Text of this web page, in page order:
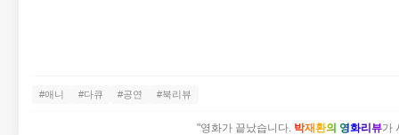
#애니 #다큐 #공연 #북리뷰
"영화가 끝났습니다. 박재환의 영화리뷰가